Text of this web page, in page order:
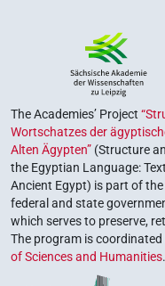
The Academies’ Project
Wortschatzes der
Alten Ägypten” (Structure
the Egyptian Language:
Ancient Egypt) is part of the
federal and state
which serves to preserve,
The program is coordinated
of Sciences and Humanities.